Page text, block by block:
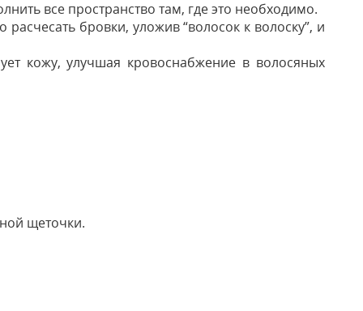
все пространство там, где это необходимо.
бровки, уложив “волосок к волоску”, и
кожу, улучшая кровоснабжение в волосяных
щеточки.